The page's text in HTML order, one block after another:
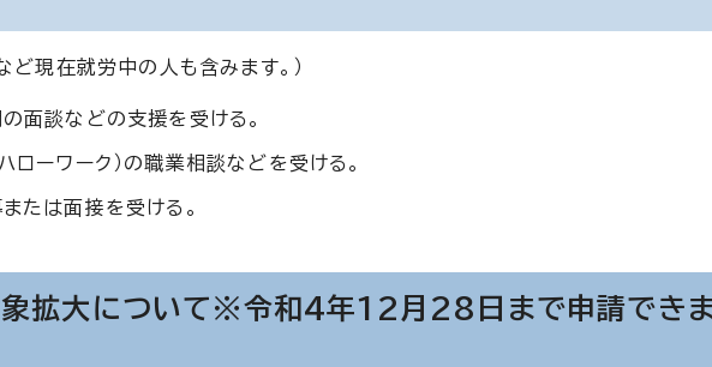
現在就労中の人も含みます。）
面談などの支援を受ける。
ローワーク）の職業相談などを受ける。
たは面接を受ける。
拡大について※令和4年12月28日まで申請できま